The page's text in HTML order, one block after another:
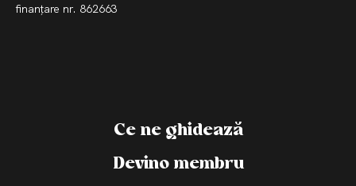
finanțare nr. 862663
Ce ne ghidează
Devino membru